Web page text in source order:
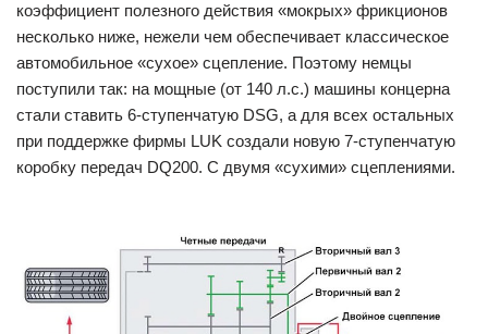
коэффициент полезного действия «мокрых» фрикционов
несколько ниже, нежели чем обеспечивает классическое
автомобильное «сухое» сцепление. Поэтому немцы
поступили так: на мощные (от 140 л.с.) машины концерна
стали ставить 6-ступенчатую DSG, а для всех остальных
при поддержке фирмы LUK создали новую 7-ступенчатую
коробку передач DQ200. С двумя «сухими» сцеплениями.